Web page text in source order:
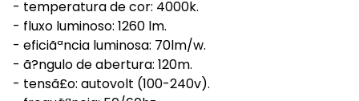
- temperatura de cor: 4000k.
- fluxo luminoso: 1260 lm.
- eficiãªncia luminosa: 70lm/w.
- ã?ngulo de abertura: 120m.
- tensã£o: autovolt (100-240v).